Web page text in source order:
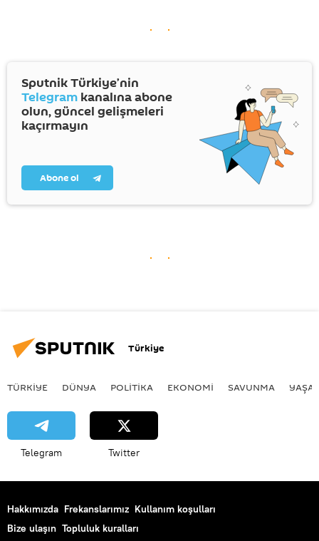
Sputnik Türkiye’nin
Telegram kanalına abone
olun, güncel gelişmeleri
kaçırmayın
Abone ol
Türkiye
TÜRKIYE DÜNYA POLİTİKA EKONOMİ SAVUNMA
Telegram Twitter
Hakkımızda Frekanslarımız Kullanım koşulları
Bize ulaşın Topluluk kuralları